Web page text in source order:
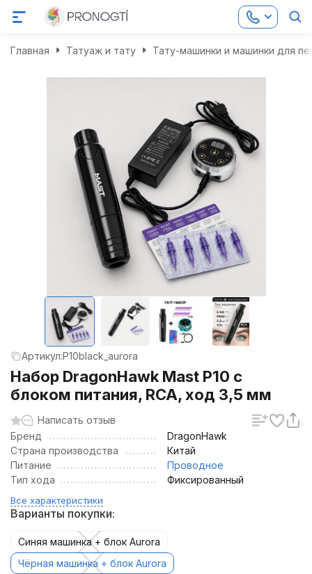
Главная Татуаж и тату Тату-машинки и машинки для
Артикул:P10black_aurora
Набор DragonHawk Mast P10 с
блоком питания, RCA, ход 3,5 мм
Написать отзыв
Бренд
DragonHawk
Страна производства
Китай
Питание
Проводное
Тип хода
Фиксированный
Все характеристики
Варианты покупки:
Синяя машинка + блок Aurora
Чёрная машинка + блок Aurora